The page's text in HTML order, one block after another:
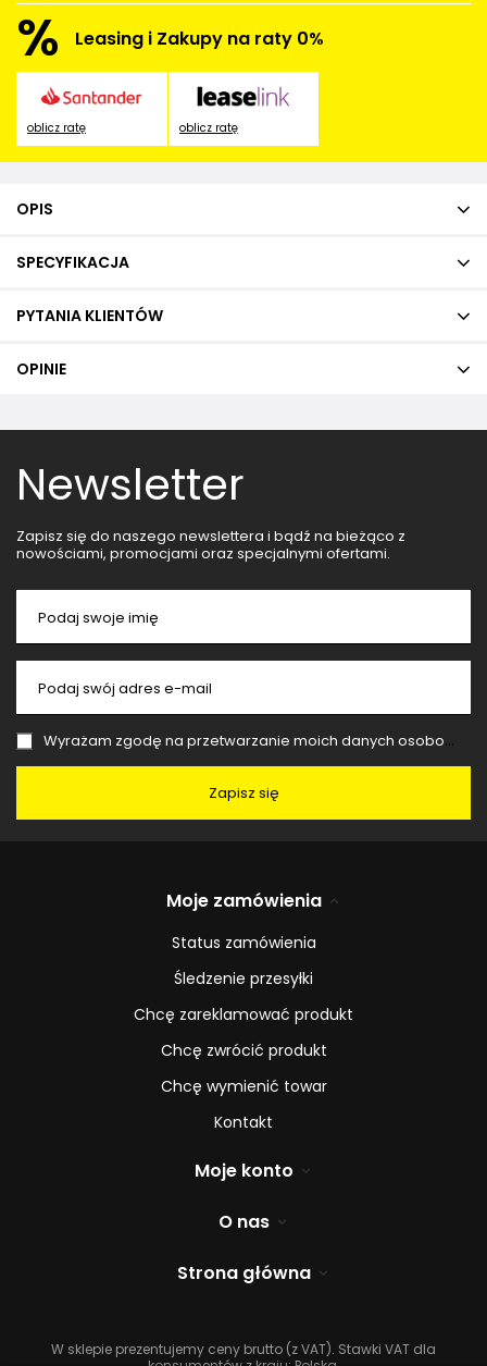
% Leasing i Zakupy na raty 0%
oblicz ratę oblicz ratę
OPIS
SPECYFIKACJA
PYTANIA KLIENTÓW
OPINIE
Newsletter
Zapisz się do naszego newslettera i bądź na bieżąco z
nowościami, promocjami oraz specjalnymi ofertami.
Podaj swoje imię
Podaj swój adres e-mail
Wyrażam zgodę na przetwarzanie moich danych osobowych (adres e-mail) na potrzeby wysyłki newslettera z informacją handlową (marketing). Więcej w
Zapisz się
Moje zamówienia
Status zamówienia
Śledzenie przesyłki
Chcę zareklamować produkt
Chcę zwrócić produkt
Chcę wymienić towar
Kontakt
Moje konto
O nas
Strona główna
W sklepie prezentujemy ceny brutto (z VAT). Stawki VAT dla